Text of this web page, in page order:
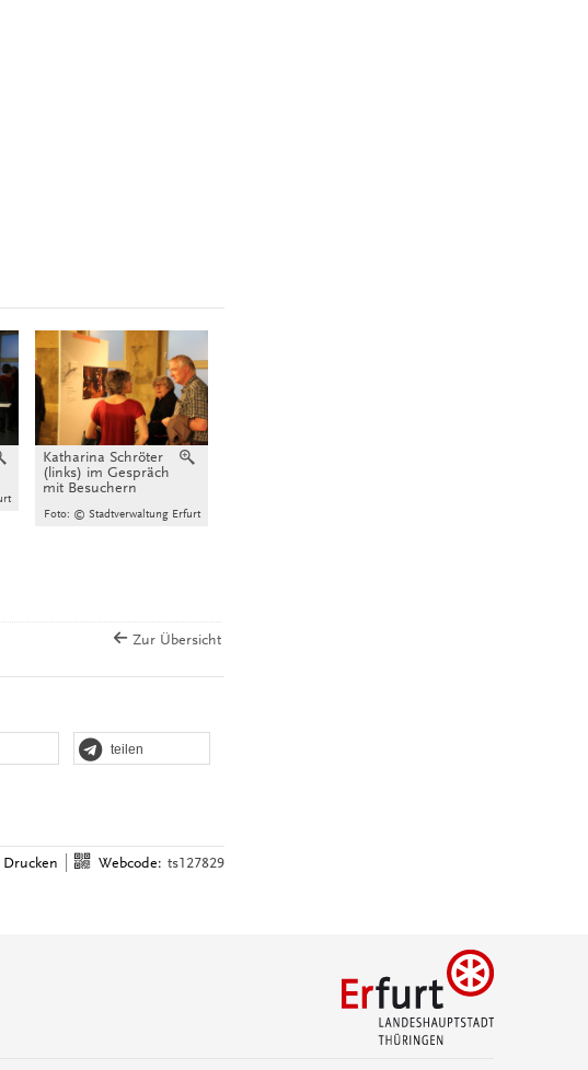
Vergrößern
Katharina Schröter
(links) im Gespräch
mit Besuchern
Foto: © Stadtverwaltung Erfurt
Zur Übersicht
teilen
Drucken Webcode: ts127829